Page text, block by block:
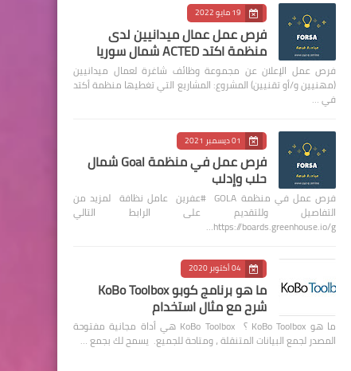
19 مايو 2022
فرص عمل عمال ميدانيين لدى
منظمة اكتد ACTED شمال سوريا
فرص عمل الإعلان عن مجموعة وظائف شاغرة لعمال ميدانيين
(مهنيين و/أو تقنيين) المشروع: المشاريع التي تغطيها منظمة أكتد
في …
01 ديسمبر 2021
فرص عمل في منظمة Goal شمال
حلب وإدلب
فرص عمل في منظمة GOLA #عفرين عامل نظافة لمزيد من
التفاصيل وللتقديم على الرابط التالي
https://boards.greenhouse.io/g…
04 أكتوبر 2020
ما هو برنامج كوبو KoBo Toolbox
شرح مع مثال استخدام
ما هو KoBo Toolbox ؟ KoBo Toolbox هي أداة مجانية مفتوحة
المصدر لجمع البيانات المتنقلة ، ومتاحة للجميع. يسمح لك بجمع …